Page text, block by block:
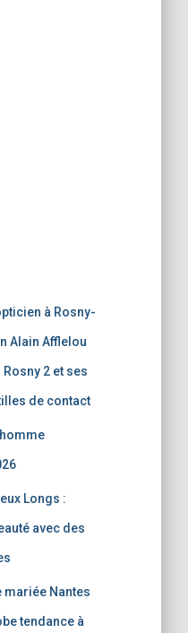
à Rosny-
Alain Afflelou
2 et ses
de contact
Longs :
avec des
mariée Nantes
tendance à